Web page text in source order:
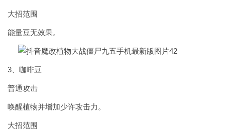
大招范围
能量豆无效果。
3、咖啡豆
普通攻击
唤醒植物并增加少许攻击力。
大招范围